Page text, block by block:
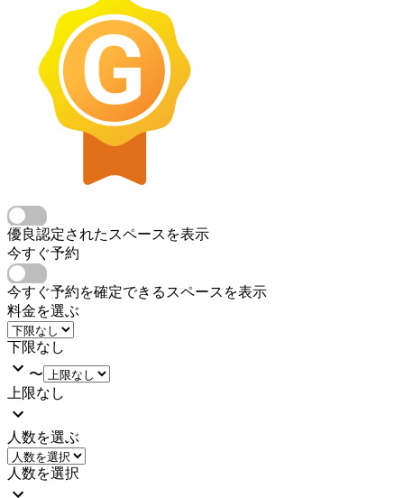
優良認定されたスペースを表示
今すぐ予約
今すぐ予約を確定できるスペースを表示
料金を選ぶ
下限なし
〜
上限なし
人数を選ぶ
人数を選択